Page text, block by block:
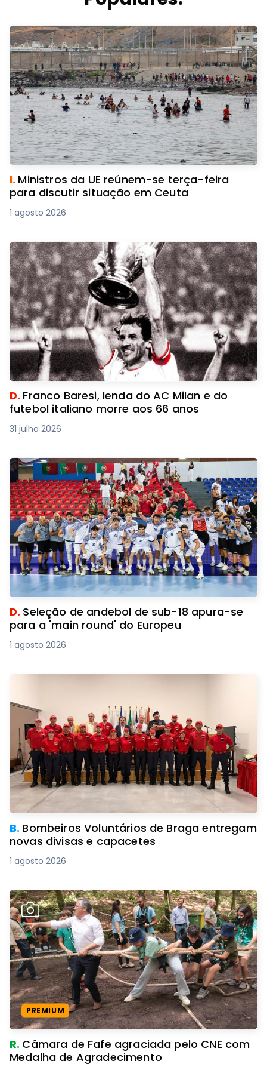
I. Ministros da UE reúnem-se terça-feira
para discutir situação em Ceuta
1 agosto 2026
D. Franco Baresi, lenda do AC Milan e do
futebol italiano morre aos 66 anos
31 julho 2026
D. Seleção de andebol de sub-18 apura-se
para a 'main round' do Europeu
1 agosto 2026
B. Bombeiros Voluntários de Braga entregam
novas divisas e capacetes
1 agosto 2026
PREMIUM
R. Câmara de Fafe agraciada pelo CNE com
Medalha de Agradecimento